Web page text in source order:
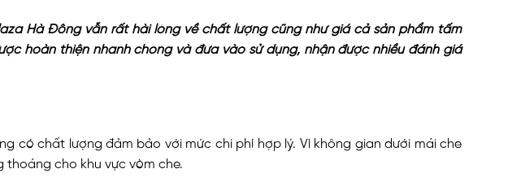
Hà Đông vẫn rất hài lòng về chất lượng cũng như giá cả sản phẩm tấm
hoàn thiện nhanh chóng và đưa vào sử dụng, nhận được nhiều đánh giá
có chất lượng đảm bảo với mức chi phí hợp lý. Vì không gian dưới mái che
thoáng cho khu vực vòm che.